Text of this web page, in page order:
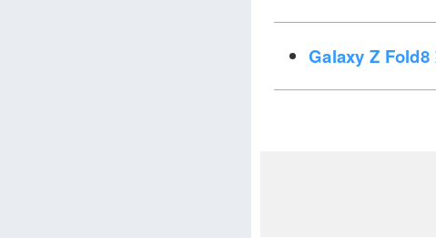
Galaxy Z Fold8